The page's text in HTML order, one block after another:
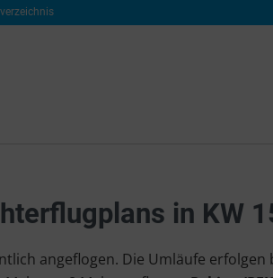
in KW
angeflogen. Die Umläufe